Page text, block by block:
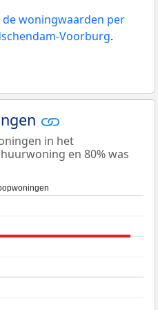
woningwaarden per
Voorburg.
in het
en 80% was